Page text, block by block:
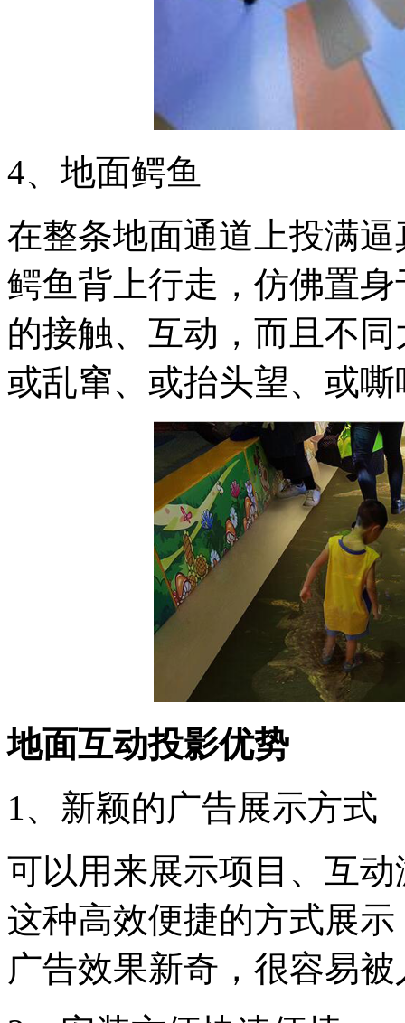
4、地面鳄鱼
在整条地面通道上投满
鳄鱼背上行走，仿佛置
的接触、互动，而且不
或乱窜、或抬头望、或
地面互动投影优势
1、新颖的广告展示方式
可以用来展示项目、互
这种高效便捷的方式展
广告效果新奇，很容易